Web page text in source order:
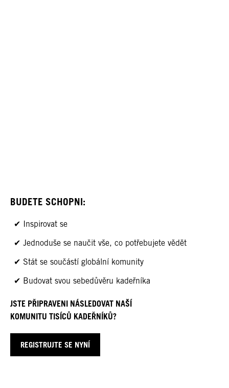
BUDETE SCHOPNI:
Inspirovat se
Jednoduše se naučit vše, co potřebujete vědět
Stát se součástí globální komunity
Budovat svou sebedůvěru kadeřníka
JSTE PŘIPRAVENI NÁSLEDOVAT NAŠÍ
KOMUNITU TISÍCŮ KADEŘNÍKŮ?
REGISTRUJTE SE NYNÍ